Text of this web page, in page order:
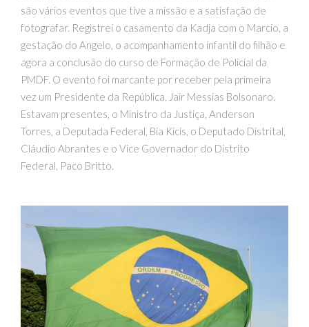
são vários eventos que tive a missão e a satisfação de
fotografar. Registrei o casamento da Kadja com o Marcio, a
gestação do Angelo, o acompanhamento infantil do filhão e
agora a conclusão do curso de Formação de Policial da
PMDF. O evento foi marcante por receber pela primeira
vez um Presidente da República, Jair Messias Bolsonaro.
Estavam presentes, o Ministro da Justiça, Anderson
Torres, a Deputada Federal, Bia Kicis, o Deputado Distrital,
Cláudio Abrantes e o Vice Governador do Distrito
Federal, Paco Britto.